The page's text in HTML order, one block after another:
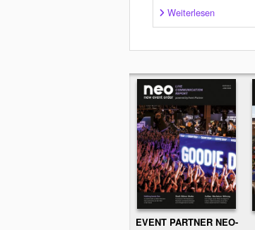
Weiterlesen
EVENT PARTNER NEO-